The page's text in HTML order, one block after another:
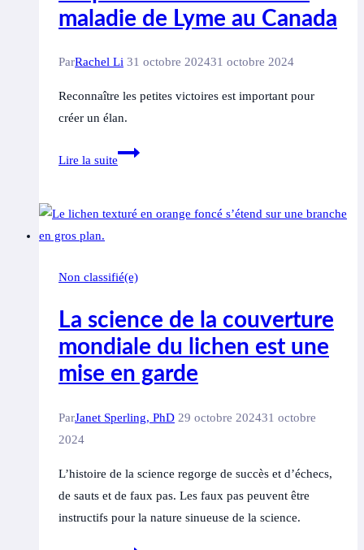
selon
un
maladie de Lyme au Canada
ParRachel Li 31 octobre 202431 octobre 2024
Reconnaître les petites victoires est important pour
créer un élan.
Lire la suite
Les
font
pour
patients
atteints
de
maladie
au
Canada
Non classifié(e)
La science de la couverture
mondiale du lichen est une
mise en garde
ParJanet Sperling, PhD 29 octobre 202431 octobre
2024
L’histoire de la science regorge de succès et d’échecs,
de sauts et de faux pas. Les faux pas peuvent être
instructifs pour la nature sinueuse de la science.